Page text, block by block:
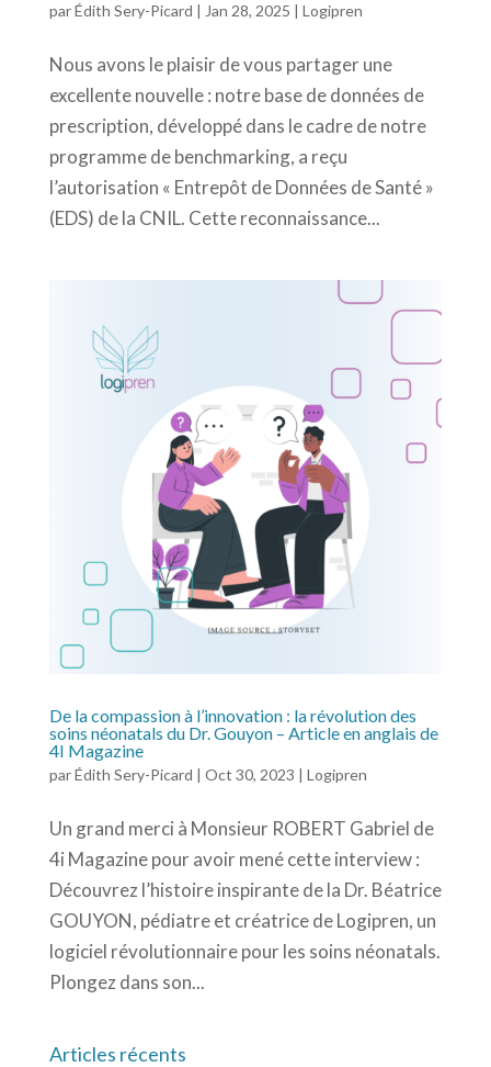
parÉdith Sery-Picard | Jan 28, 2025 | Logipren
Nous avons le plaisir de vous partager une
excellente nouvelle : notre base de données de
prescription, développé dans le cadre de notre
programme de benchmarking, a reçu
l’autorisation « Entrepôt de Données de Santé »
(EDS) de la CNIL. Cette reconnaissance...
De la compassion à l’innovation : la révolution des
soins néonatals du Dr. Gouyon – Article en anglais de
4I Magazine
parÉdith Sery-Picard | Oct 30, 2023 | Logipren
Un grand merci à Monsieur ROBERT Gabriel de
4i Magazine pour avoir mené cette interview :
Découvrez l’histoire inspirante de la Dr. Béatrice
GOUYON, pédiatre et créatrice de Logipren, un
logiciel révolutionnaire pour les soins néonatals.
Plongez dans son...
Articles récents